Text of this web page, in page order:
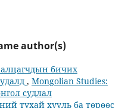
author(s)
бичих
, Mongolian Studies:
судлал
тухай хууль ба төрөөс